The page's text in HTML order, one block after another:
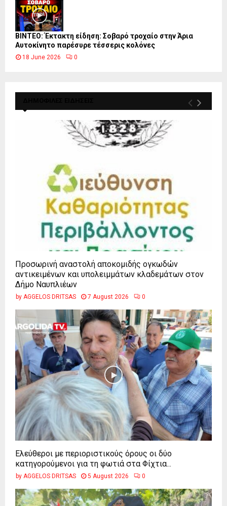
ΒΙΝΤΕΟ: Έκτακτη είδηση: Σοβαρό τροχαίο στην Άρια
Αυτοκίνητο παρέσυρε τέσσερις κολόνες
18 June 2026 0
Προσωρινή αναστολή αποκομιδής ογκωδών
αντικειμένων και υπολειμμάτων κλαδεμάτων στον
Δήμο Ναυπλιέων
by AGGELOS DRITSAS 7 August 2026 0
Ελεύθεροι με περιοριστικούς όρους οι δύο
κατηγορούμενοι για τη φωτιά στα Φίχτια...
by AGGELOS DRITSAS 5 August 2026 0